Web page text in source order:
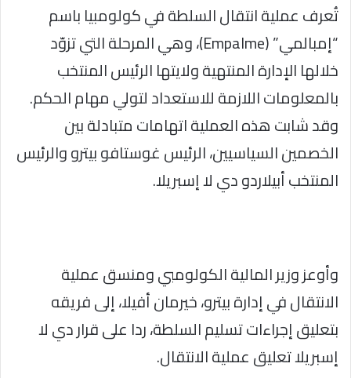
تُعرف عملية انتقال السلطة في كولومبيا باسم
“إمبالمي” (Empalme)، وهي المرحلة التي تزوّد
خلالها الإدارة المنتهية ولايتها الرئيس المنتخب
بالمعلومات اللازمة للاستعداد لتولي مهام الحكم.
وقد شابت هذه العملية اتهامات متبادلة بين
الخصمين السياسيين، الرئيس غوستافو بيترو والرئيس
المنتخب أبيلاردو دي لا إسبريلا.
وأوعز وزير المالية الكولومبي ومنسق عملية
الانتقال في إدارة بيترو، خيرمان أفيلا، إلى فريقه
بتعليق إجراءات تسليم السلطة، ردا على قرار دي لا
إسبريلا تعليق عملية الانتقال.